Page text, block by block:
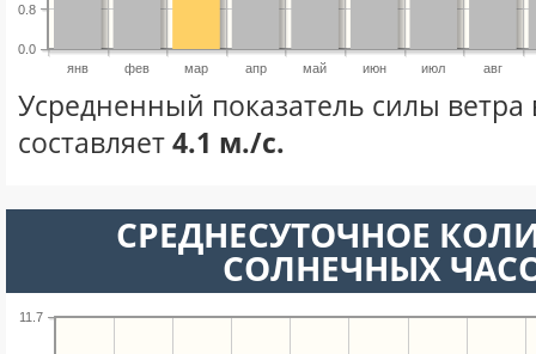
янв фев мар апр май июн июл авг
0.0
0.8
Усредненный показатель силы ветра
составляет4.1 м./с.
СРЕДНЕСУТОЧНОЕ
СОЛНЕЧНЫХ
11.7